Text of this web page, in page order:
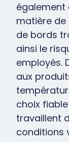
également
matière de
de bords
ainsi le
employés.
aux
choix
travaillent
conditions